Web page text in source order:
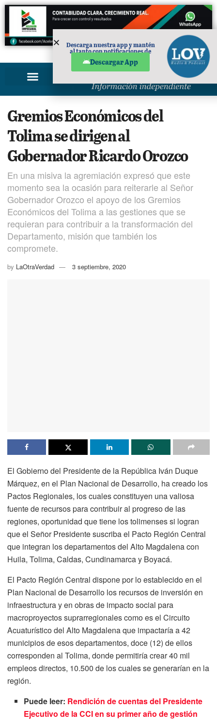
PUBLICIDAD
Gremios Económicos del
Tolima se dirigen al
Gobernador Ricardo Orozco
En una misiva la agremiación expresó que este
momento sea la ocasión para reiterarle al Señor
Gobernador Orozco el apoyo de los Gremios
Económicos del Tolima a las gestiones que se
requieran para contribuir a la transformación del
Departamento, misión que también los
compromete.
by LaOtraVerdad 3 septiembre, 2020
El Gobierno del Presidente de la República Iván Duque
Márquez, en el Plan Nacional de Desarrollo, ha creado los
Pactos Regionales, los cuales constituyen una valiosa
fuente de recursos para contribuir al progreso de las
regiones, oportunidad que tiene los tolimenses si logran
que el Señor Presidente suscriba el Pacto Región Central
que integran los departamentos del Alto Magdalena con
Huila, Tolima, Caldas, Cundinamarca y Boyacá.
El Pacto Región Central dispone por lo establecido en el
Plan Nacional de Desarrollo los recursos de inversión en
infraestructura y en obras de impacto social para
macroproyectos suprarregionales como es el Circuito
Acuaturístico del Alto Magdalena que impactaría a 42
municipios de esos departamentos, doce (12) de ellos
corresponden al Tolima, donde permitiría crear 40 mil
empleos directos, 10.500 de los cuales se generarían en la
región.
Puede leer: Rendición de cuentas del Presidente
Ejecutivo de la CCI en su primer año de gestión
Descarga nuestra app y mantén
al tanto con notificaciones de
Descargar App